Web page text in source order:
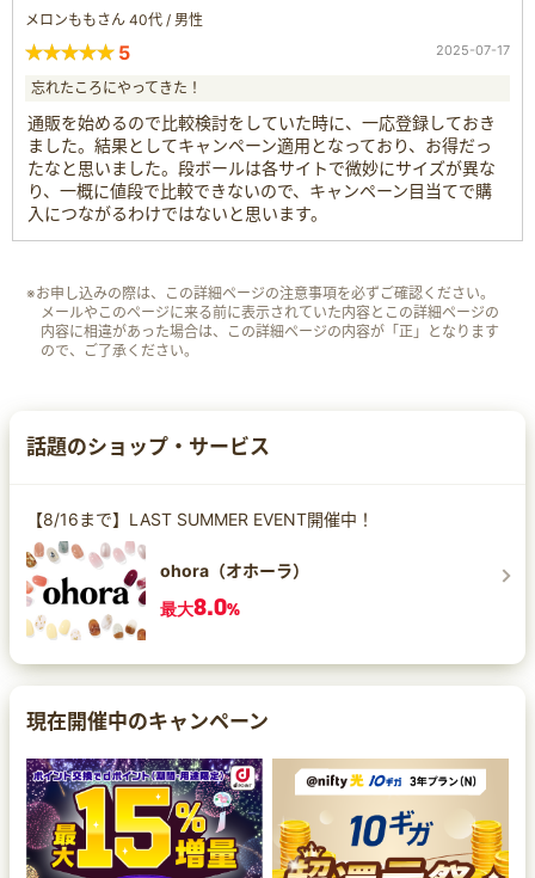
メロンももさん 40代 / 男性
5 2025-07-17
忘れたころにやってきた！
通販を始めるので比較検討をしていた時に、一応登録しておき
ました。結果としてキャンペーン適用となっており、お得だっ
たなと思いました。段ボールは各サイトで微妙にサイズが異な
り、一概に値段で比較できないので、キャンペーン目当てで購
入につながるわけではないと思います。
※お申し込みの際は、この詳細ページの注意事項を必ずご確認ください。
メールやこのページに来る前に表示されていた内容とこの詳細ページの
内容に相違があった場合は、この詳細ページの内容が「正」となります
ので、ご了承ください。
話題のショップ・サービス
【8/16まで】LAST SUMMER EVENT開催中！
ohora（オホーラ）
最大8.0%
現在開催中のキャンペーン